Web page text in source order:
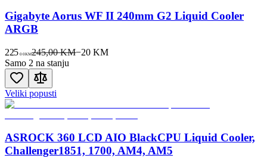
Gigabyte Aorus WF II 240mm G2 Liquid Cooler
ARGB
225 00KM245,00 KM−20 KM
Samo 2 na stanju
Veliki popusti
ASROCK 360 LCD AIO BlackCPU Liquid Cooler,
Challenger1851, 1700, AM4, AM5